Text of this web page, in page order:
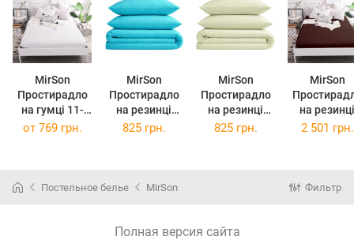
MirSon
Простирадло
на гумці 11-
2107 White 160
MirSon
Простирадло
на резинці
двоспальне
MirSon
Простирадло
на резинці
двоспальне
MirSon
на резинці
Lorenzo
от 769 грн. 825 грн. 825 грн. 2 501 грн.
Постельное белье MirSon Фильтр
Полная версия сайта